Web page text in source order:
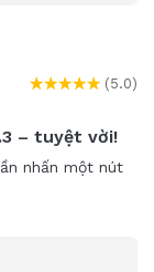
(5.0)
– tuyệt vời!
nhấn một nút